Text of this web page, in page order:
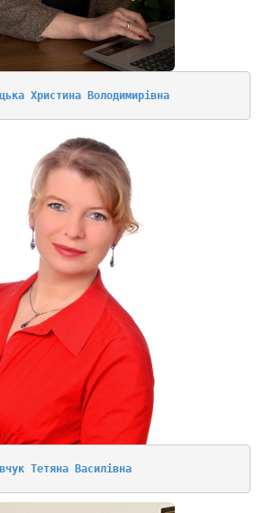
Христина Володимирівна
Тетяна Василівна